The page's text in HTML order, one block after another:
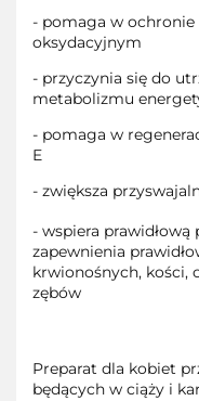
- pomaga w
oksydacyjnym
- przyczynia się do
metabolizmu
- pomaga w
E
- zwiększa
- wspiera
zapewnienia
krwionośnych, kości,
zębów
Preparat dla kobiet
będących w ciąży i